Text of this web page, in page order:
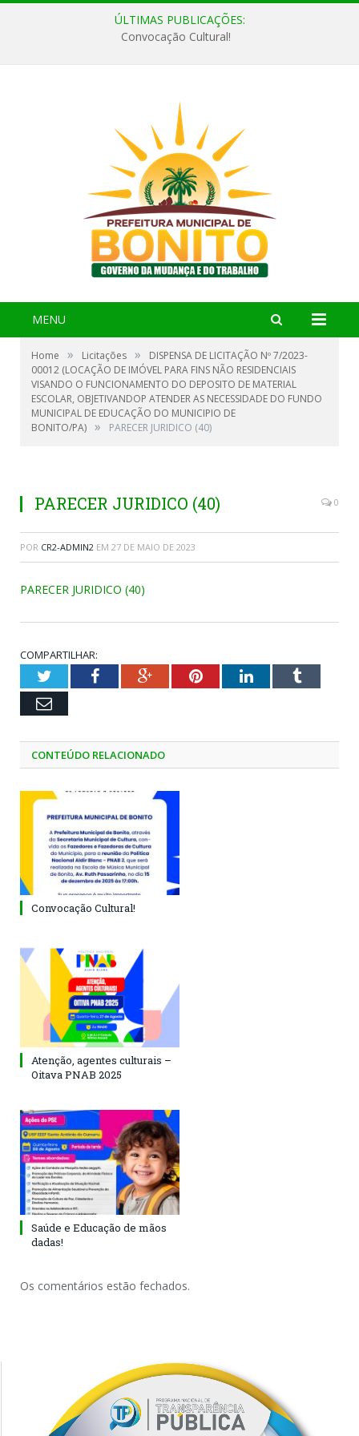
ÚLTIMAS PUBLICAÇÕES:
Convocação Cultural!
MENU
Home » Licitações »
DISPENSA DE LICITAÇÃO Nº 7/2023-
00012 (LOCAÇÃO DE IMÓVEL PARA FINS NÃO RESIDENCIAIS
VISANDO O FUNCIONAMENTO DO DEPOSITO DE MATERIAL
ESCOLAR, OBJETIVANDOP ATENDER AS NECESSIDADE DO FUNDO
MUNICIPAL DE EDUCAÇÃO DO MUNICIPIO DE
BONITO/PA) » PARECER JURIDICO (40)
PARECER JURIDICO (40) 0
POR CR2-ADMIN2 EM 27 DE MAIO DE 2023
PARECER JURIDICO (40)
COMPARTILHAR:
TwitterFacebookGoogle+PinterestLinkedInTumblr
Email
CONTEÚDO RELACIONADO
Convocação Cultural!
Atenção, agentes culturais –
Oitava PNAB 2025
Saúde e Educação de mãos
dadas!
Os comentários estão fechados.